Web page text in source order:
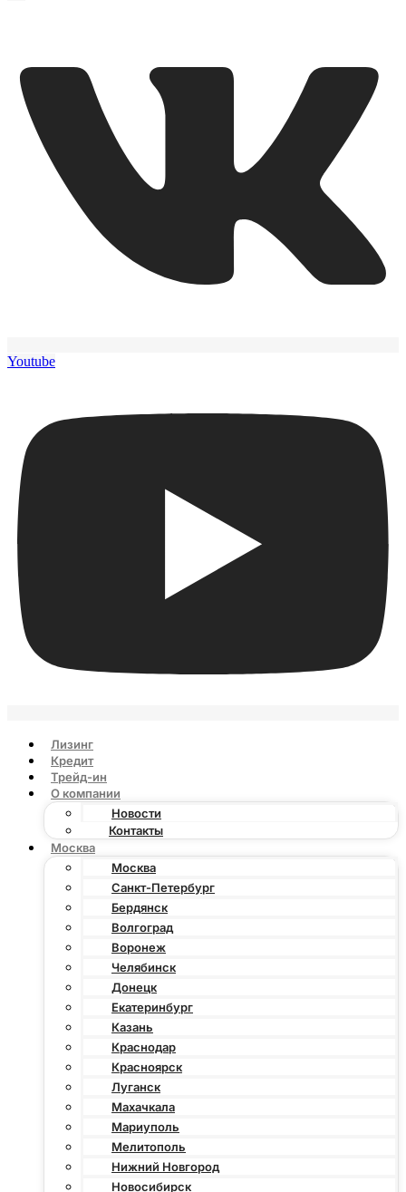
Youtube
Лизинг
Кредит
Трейд-ин
О компании
Новости
Контакты
Москва
Москва
Санкт-Петербург
Бердянск
Волгоград
Воронеж
Челябинск
Донецк
Екатеринбург
Казань
Краснодар
Красноярск
Луганск
Махачкала
Мариуполь
Мелитополь
Нижний Новгород
Новосибирск